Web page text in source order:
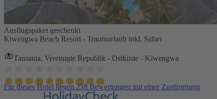
Ausflugspaket geschenkt
Kiwengwa Beach Resort - Traumurlaub inkl. Safari
Tansania, Vereinigte Republik - Ostküste - Kiwengwa
Für dieses Hotel liegen 238 Bewertungen mit einer Zustimmung